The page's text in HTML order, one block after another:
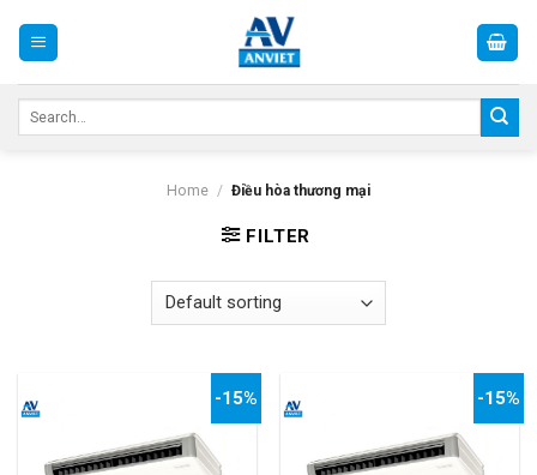
Home / Điều hòa thương mại
FILTER
-15% -15%